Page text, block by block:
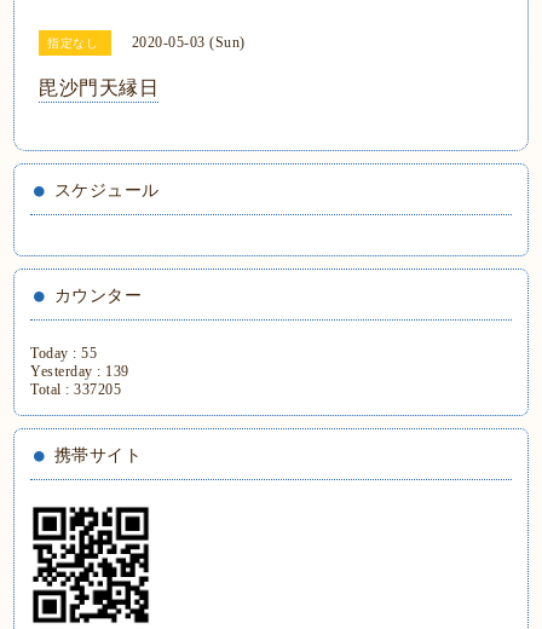
指定なし 2020-05-03 (Sun)
毘沙門天縁日
スケジュール
カウンター
Today :55
Yesterday : 139
Total :337205
携帯サイト